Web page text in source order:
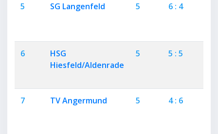
5 SG Langenfeld 5 6 : 4
6
HSG
Hiesfeld/Aldenrade
5 5 : 5
7 TV Angermund 5 4 : 6